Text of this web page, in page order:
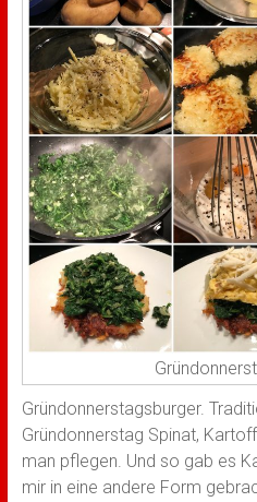
Gründonnerstagsburger.
Gründonnerstag Spinat,
man pflegen. Und so gab es
mir in eine andere Form